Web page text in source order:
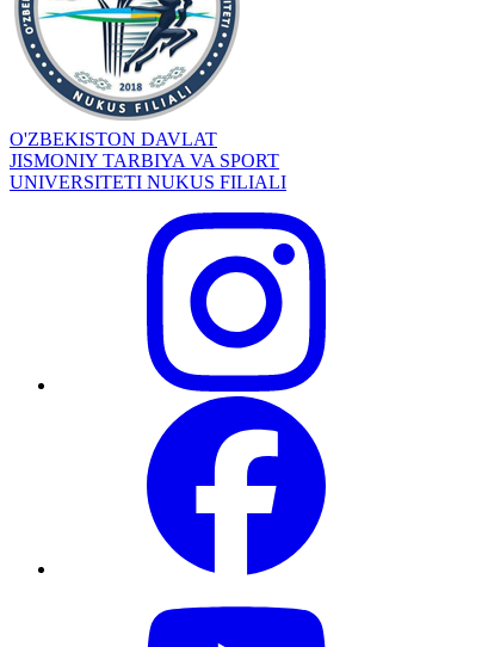
O'ZBEKISTON DAVLAT
JISMONIY TARBIYA VA SPORT
UNIVERSITETI NUKUS FILIALI